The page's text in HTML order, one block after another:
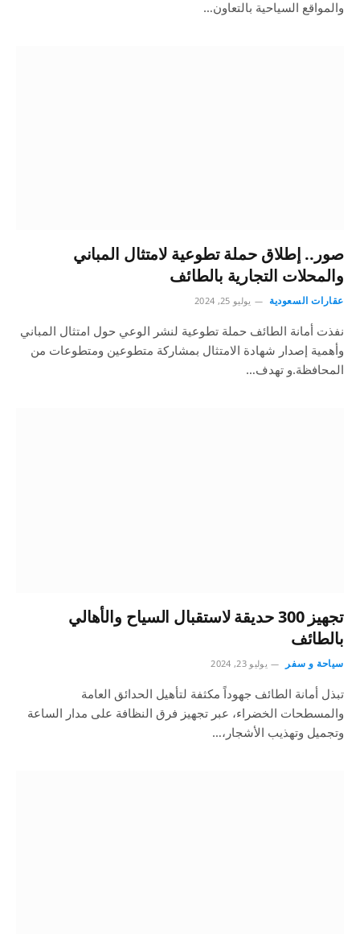
والمواقع السياحية بالتعاون…
صور.. إطلاق حملة تطوعية لامتثال المباني
والمحلات التجارية بالطائف
عقارات السعودية يوليو 25, 2024
نفذت أمانة الطائف حملة تطوعية لنشر الوعي حول امتثال المباني
وأهمية إصدار شهادة الامتثال بمشاركة متطوعين ومتطوعات من
المحافظة.و تهدف…
تجهيز 300 حديقة لاستقبال السياح والأهالي
بالطائف
سياحة و سفر يوليو 23, 2024
تبذل أمانة الطائف جهوداً مكثفة لتأهيل الحدائق العامة
والمسطحات الخضراء، عبر تجهيز فرق النظافة على مدار الساعة
وتجميل وتهذيب الأشجار،…